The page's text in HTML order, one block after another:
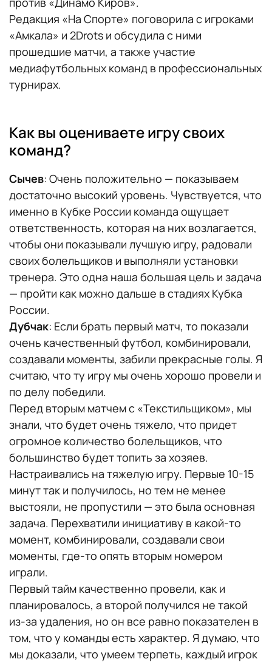
Редакция «На Спорте» поговорила с игроками
«Амкала» и 2Drots и обсудила с ними
прошедшие матчи, а также участие
медиафутбольных команд в профессиональных
турнирах.
Как вы оцениваете игру своих
команд?
Сычев: Очень положительно — показываем
достаточно высокий уровень. Чувствуется, что
именно в Кубке России команда ощущает
ответственность, которая на них возлагается,
чтобы они показывали лучшую игру, радовали
своих болельщиков и выполняли установки
тренера. Это одна наша большая цель и задача
— пройти как можно дальше в стадиях Кубка
России.
Дубчак: Если брать первый матч, то показали
очень качественный футбол, комбинировали,
создавали моменты, забили прекрасные голы. Я
считаю, что ту игру мы очень хорошо провели и
по делу победили.
Перед вторым матчем с «Текстильщиком», мы
знали, что будет очень тяжело, что придет
огромное количество болельщиков, что
большинство будет топить за хозяев.
Настраивались на тяжелую игру. Первые 10-15
минут так и получилось, но тем не менее
выстояли, не пропустили — это была основная
задача. Перехватили инициативу в какой-то
момент, комбинировали, создавали свои
моменты, где-то опять вторым номером
играли.
Первый тайм качественно провели, как и
планировалось, а второй получился не такой
из-за удаления, но он все равно показателен в
том, что у команды есть характер. Я думаю, что
мы доказали, что умеем терпеть, каждый игрок